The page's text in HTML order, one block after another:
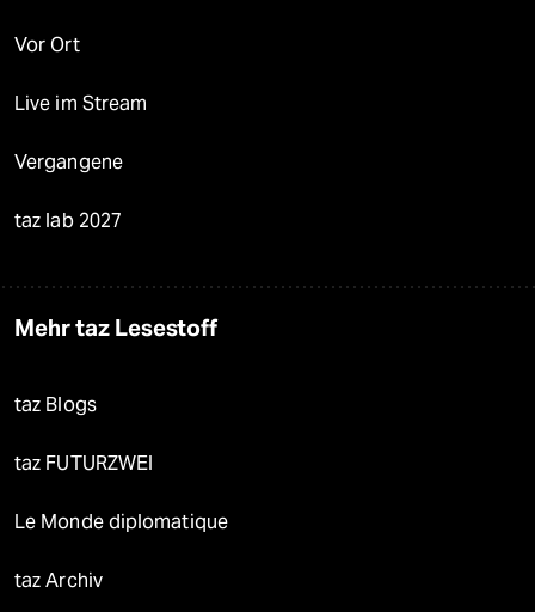
Vor Ort
Live im Stream
Vergangene
taz lab 2027
Mehr taz Lesestoff
taz Blogs
taz FUTURZWEI
Le Monde diplomatique
taz Archiv